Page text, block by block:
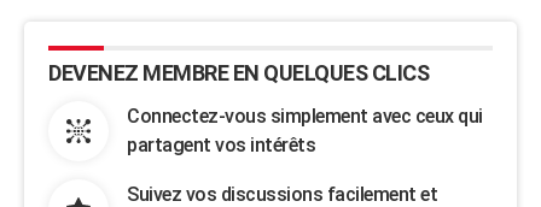
DEVENEZ MEMBRE EN QUELQUES CLICS
Connectez-vous simplement avec ceux qui
partagent vos intérêts
Suivez vos discussions facilement et